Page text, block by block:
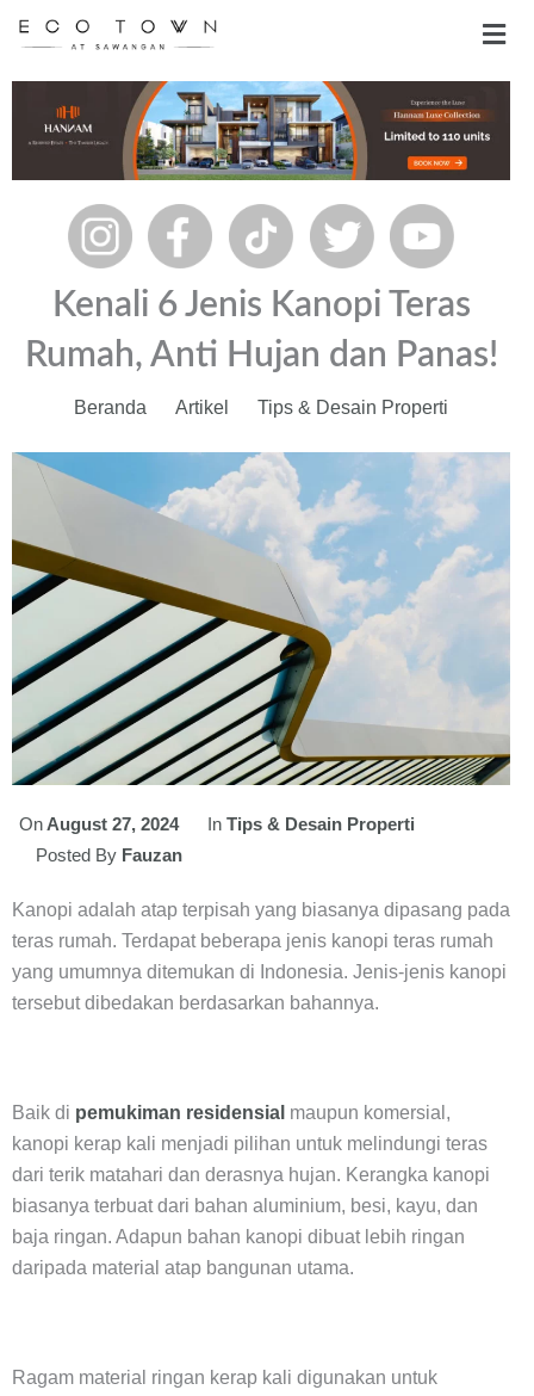
Kenali 6 Jenis Kanopi Teras
Rumah, Anti Hujan dan Panas!
Beranda Artikel Tips & Desain Properti
On August 27, 2024 In Tips & Desain Properti
Posted By Fauzan
Kanopi adalah atap terpisah yang biasanya dipasang pada
teras rumah. Terdapat beberapa jenis kanopi teras rumah
yang umumnya ditemukan di Indonesia. Jenis-jenis kanopi
tersebut dibedakan berdasarkan bahannya.
Baik di pemukiman residensial maupun komersial,
kanopi kerap kali menjadi pilihan untuk melindungi teras
dari terik matahari dan derasnya hujan. Kerangka kanopi
biasanya terbuat dari bahan aluminium, besi, kayu, dan
baja ringan. Adapun bahan kanopi dibuat lebih ringan
daripada material atap bangunan utama.
Ragam material ringan kerap kali digunakan untuk